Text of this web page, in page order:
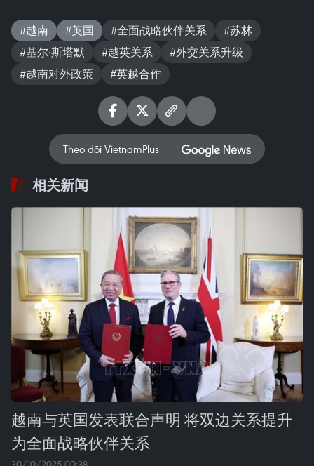
#越南 #英国 #全面战略伙伴关系
#苏林
#基尔·斯塔默
#越英关系
#外交关系升级
#越南对外政策
#英越合作
Theo dõi VietnamPlus
相关新闻
越南与英国发表联合声明 将双边关系提升
为全面战略伙伴关系